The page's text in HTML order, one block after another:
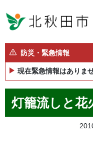
防災・緊急情報
現在緊急情報はありませ
灯籠流しと花